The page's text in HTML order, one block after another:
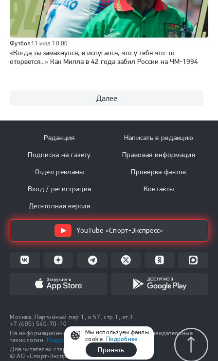
Футбол 11 июл 10:00
«Когда ты замахнулся, я испугался, что у тебя что-то
оторвется...» Как Милла в 42 года забил России на ЧМ-1994
Далее
Редакция
Подписка на газету
Отдел рекламы
Вход / регистрация
Десктопная версия
Написать в редакцию
Правовая информация
Проверка фактов
Контакты
YouTube «Спорт-Экспресс»
Москва, Партийный пер.1, к.57, стр.1, эт.3
+7 (495) 540-70-10
На информационном ресурсе применяются рекомендательные
технологии.Подробнее.
Для читателей старше 18 лет.
© АО «Спорт-Экспресс», 1991–2026.
Мы используем файлы
cookie.Подробнее
Принять